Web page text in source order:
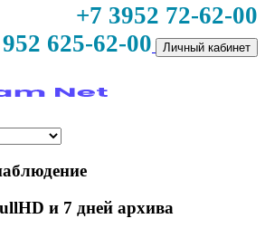
+7 3952 72-62-00
625-62-00
Личный кабинет
и 7 дней архива